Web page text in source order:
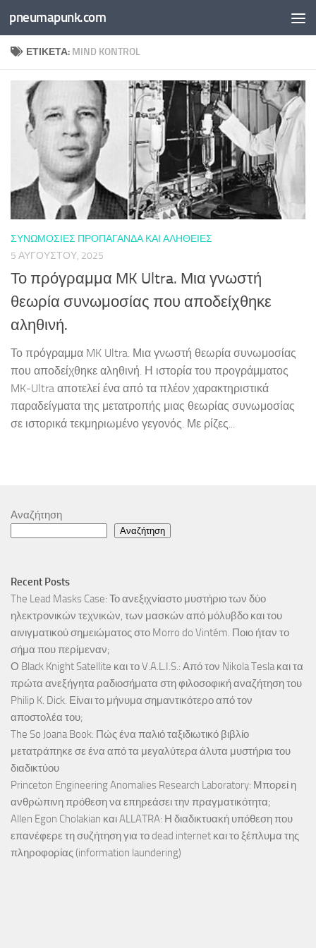
Skip to content
pneumapunk.com
ΕΤΙΚΈΤΑ: MIND KONTROL
ΣΥΝΩΜΟΣΊΕΣ ΠΡΟΠΑΓΆΝΔΑ ΚΑΙ ΑΛΉΘΕΙΕΣ
5 ΑΥΓΟΎΣΤΟΥ, 2025
Το πρόγραμμα MK Ultra. Μια γνωστή
θεωρία συνωμοσίας που αποδείχθηκε
αληθινή.
Το πρόγραμμα MK Ultra. Μια γνωστή θεωρία συνωμοσίας
που αποδείχθηκε αληθινή. Η ιστορία του προγράμματος
MK-Ultra αποτελεί ένα από τα πλέον χαρακτηριστικά
παραδείγματα της μετατροπής μιας θεωρίας συνωμοσίας
σε ιστορικά τεκμηριωμένο γεγονός. Με ρίζες...
Αναζήτηση
Αναζήτηση
Recent Posts
The Lead Masks Case: Το ανεξιχνίαστο μυστήριο των δύο
ηλεκτρονικών τεχνικών, των μασκών από μόλυβδο και του
αινιγματικού σημειώματος στο Morro do Vintém. Ποιο ήταν το
σήμα που περίμεναν;
Ο Black Knight Satellite και το V.A.L.I.S.: Από τον Nikola Tesla και τα
πρώτα ανεξήγητα ραδιοσήματα στη φιλοσοφική αναζήτηση του
Philip K. Dick. Είναι το μήνυμα σημαντικότερο από τον
αποστολέα του;
The So Joana Book: Πώς ένα παλιό ταξιδιωτικό βιβλίο
μετατράπηκε σε ένα από τα μεγαλύτερα άλυτα μυστήρια του
διαδικτύου
Princeton Engineering Anomalies Research Laboratory: Μπορεί η
ανθρώπινη πρόθεση να επηρεάσει την πραγματικότητα;
Allen Egon Cholakian και ALLATRA: Η διαδικτυακή υπόθεση που
επανέφερε τη συζήτηση για το dead internet και το ξέπλυμα της
πληροφορίας (information laundering)